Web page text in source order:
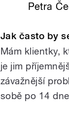
Petra
Jak často by
Mám klientky,
je jim
závažnější
sobě po 14